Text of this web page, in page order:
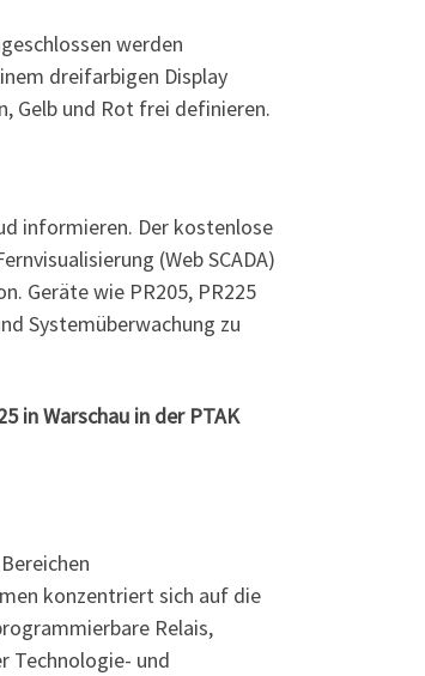
werden
dreifarbigen Display
Gelb und Rot frei definieren.
informieren. Der kostenlose
(Web SCADA)
Geräte wie PR205, PR225
Systemüberwachung zu
in Warschau in der PTAK
konzentriert sich auf die
Relais,
Technologie- und